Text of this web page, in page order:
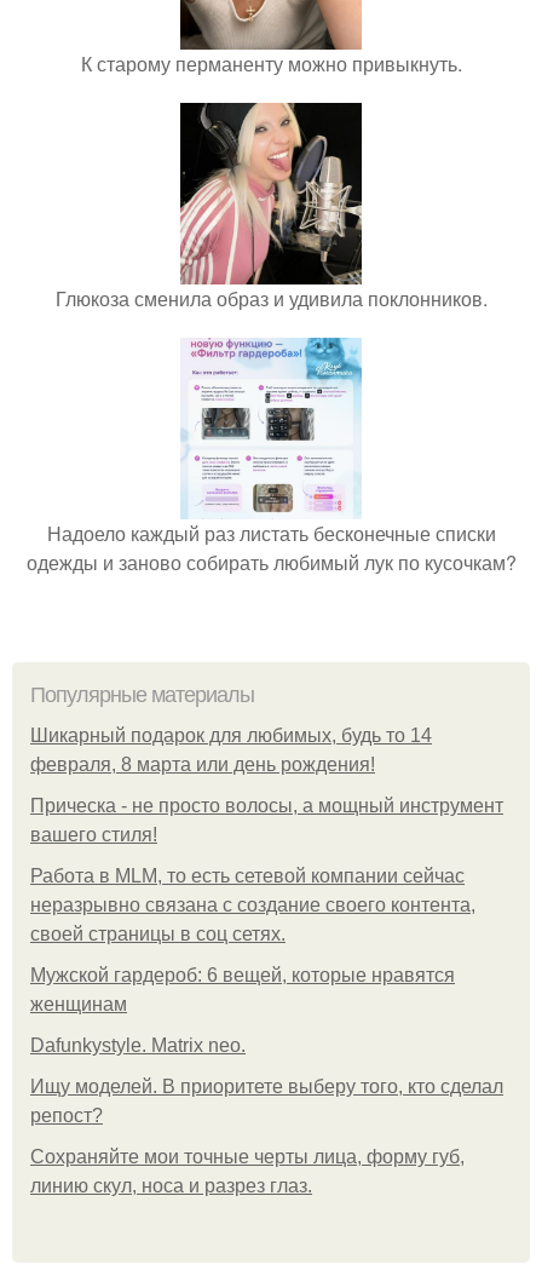
К старому перманенту можно привыкнуть.
Глюкоза сменила образ и удивила поклонников.
Надоело каждый раз листать бесконечные списки
одежды и заново собирать любимый лук по кусочкам?
Популярные материалы
Шикарный подарок для любимых, будь то 14
февраля, 8 марта или день рождения!
Прическа - не просто волосы, а мощный инструмент
вашего стиля!
Работа в MLM, то есть сетевой компании сейчас
неразрывно связана с создание своего контента,
своей страницы в соц сетях.
Мужской гардероб: 6 вещей, которые нравятся
женщинам
Dafunkystyle. Matrix neo.
Ищу моделей. В приоритете выберу того, кто сделал
репост?
Сохраняйте мои точные черты лица, форму губ,
линию скул, носа и разрез глаз.